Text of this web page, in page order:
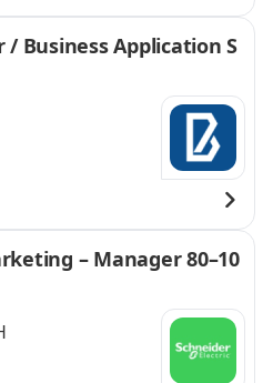
Business Application S
– Manager 80–10